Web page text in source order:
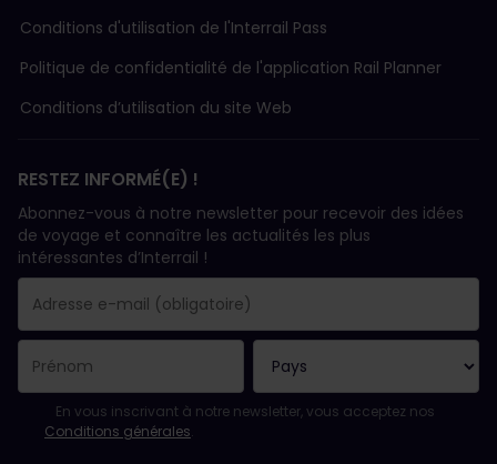
Conditions d'utilisation de l'Interrail Pass
Politique de confidentialité de l'application Rail Planner
Conditions d’utilisation du site Web
RESTEZ INFORMÉ(E) !
Abonnez-vous à notre newsletter pour recevoir des idées
de voyage et connaître les actualités les plus
intéressantes d’Interrail !
Votre abonnement a bien été pris en compte.
Le champ adresse e-mail est obligatoire.
L'adresse e-mail n'est pas valide !
L'inscription à la newsletter a échoué. Veuillez réessayer
Vous êtes déjà abonné(e) à cette newsletter.
Veuillez accepter les conditions générales pour vous inscrire à
En vous inscrivant à notre newsletter, vous acceptez nos
Conditions générales.